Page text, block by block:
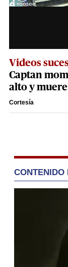
Videos
Captan
alto y
Cortesía
CONTENIDO